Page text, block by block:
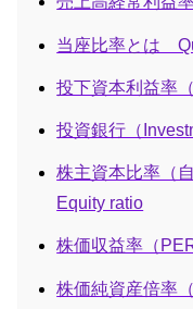
当座比率とは
投下資本利益率
投資銀行（
株主資本比率（
Equity ratio
株価収益率（
株価純資産倍率